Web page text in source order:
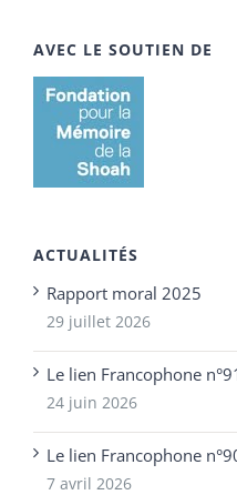
AVEC LE SOUTIEN DE
ACTUALITÉS
Rapport moral 2025
29 juillet 2026
Le lien Francophone
24 juin 2026
Le lien Francophone
7 avril 2026